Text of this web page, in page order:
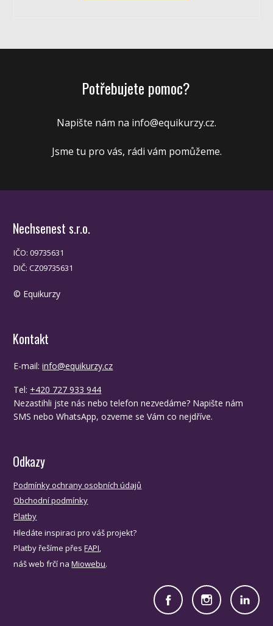
Potřebujete pomoc?
Napište nám na info@equikurzy.cz.
Jsme tu pro vás, rádi vám pomůžeme.
Nechsenest s.r.o.
IČO: 09735631
DIČ: CZ09735631
© Equikurzy
Kontakt
E-mail:info@equikurzy.cz
Tel: +420 727 933 944
Nezastihli jste nás nebo telefon nezvedáme? Napište nám
SMS nebo WhatsApp, ozveme se Vám co nejdříve.
Odkazy
Podmínky ochrany osobních údajů
Obchodní podmínky
Platby
Hledáte inspiraci pro váš projekt?
Platby řešíme přesFAPI,
náš web frčí naMiowebu.